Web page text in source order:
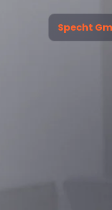
Specht